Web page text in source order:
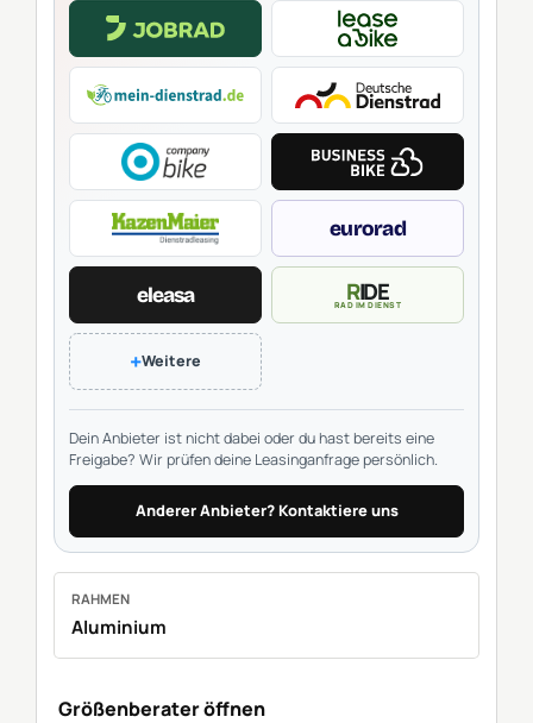
eurorad
eleasa RIDE
RAD IM DIENST
+Weitere
Dein Anbieter ist nicht dabei oder du hast bereits eine
Freigabe? Wir prüfen deine Leasinganfrage persönlich.
Anderer Anbieter? Kontaktiere uns
RAHMEN
Aluminium
Größenberater öffnen